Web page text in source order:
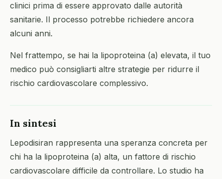
clinici prima di essere approvato dalle autorità
sanitarie. Il processo potrebbe richiedere ancora
alcuni anni.
Nel frattempo, se hai la lipoproteina (a) elevata, il tuo
medico può consigliarti altre strategie per ridurre il
rischio cardiovascolare complessivo.
In sintesi
Lepodisiran rappresenta una speranza concreta per
chi ha la lipoproteina (a) alta, un fattore di rischio
cardiovascolare difficile da controllare. Lo studio ha